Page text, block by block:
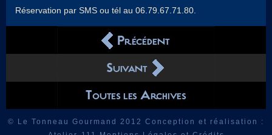
Réservation par SMS ou tél au 06.79.67.71.80.
© Le Tonneau Gourmand 2012 Conception et réalisation :